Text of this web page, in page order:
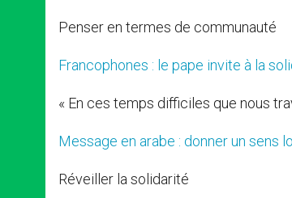
Penser en termes de communauté
Francophones : le pape invite à la
« En ces temps difficiles que nous
Message en arabe : donner un sens
Réveiller la solidarité